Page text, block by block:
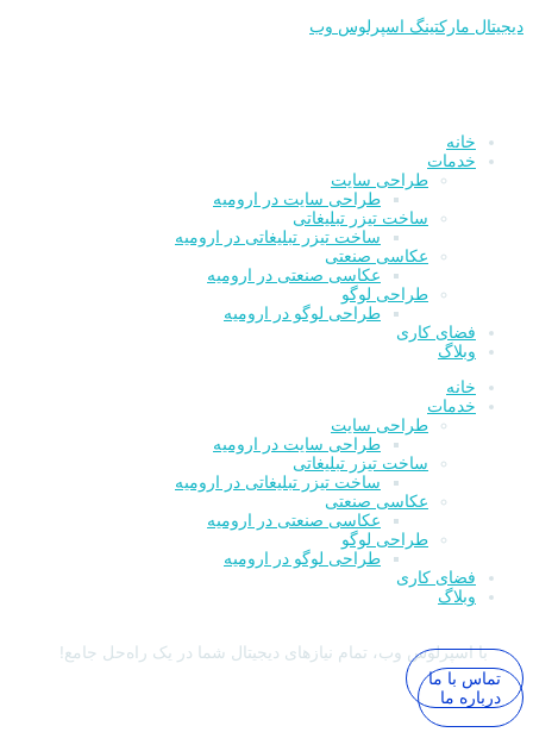
به
دیجیتال مارکتینگ اسپرلوس وب
خانه
خدمات
طراحی سایت
طراحی سایت در ارومیه
ساخت تیزر تبلیغاتی
ساخت تیزر تبلیغاتی در ارومیه
عکاسی صنعتی
عکاسی صنعتی در ارومیه
طراحی لوگو
طراحی لوگو در ارومیه
فضای کاری
وبلاگ
خانه
خدمات
طراحی سایت
طراحی سایت در ارومیه
ساخت تیزر تبلیغاتی
ساخت تیزر تبلیغاتی در ارومیه
عکاسی صنعتی
عکاسی صنعتی در ارومیه
طراحی لوگو
طراحی لوگو در ارومیه
فضای کاری
وبلاگ
با اسپرلوس وب، تمام نیازهای دیجیتال شما در یک راه‌حل جامع!
تماس با ما
درباره ما